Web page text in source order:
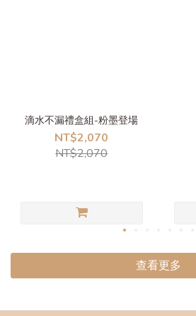
滴水不漏禮盒組-粉墨登場
NT$2,070
NT$2,070
查看更多